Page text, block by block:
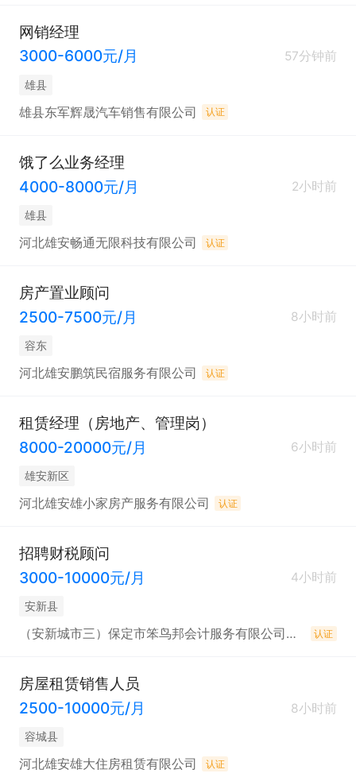
网销经理
3000-6000元/月
57分钟前
雄县
雄县东军辉晟汽车销售有限公司 认证
饿了么业务经理
4000-8000元/月
2小时前
雄县
河北雄安畅通无限科技有限公司 认证
房产置业顾问
2500-7500元/月
8小时前
容东
河北雄安鹏筑民宿服务有限公司 认证
租赁经理（房地产、管理岗）
8000-20000元/月
6小时前
雄安新区
河北雄安雄小家房产服务有限公司 认证
招聘财税顾问
3000-10000元/月
4小时前
安新县
（安新城市三）保定市笨鸟邦会计服务有限公司安新县第二分公司 认证
房屋租赁销售人员
2500-10000元/月
8小时前
容城县
河北雄安雄大住房租赁有限公司 认证